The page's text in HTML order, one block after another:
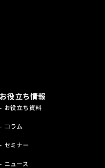
お役立ち情報
- お役立ち資料
- コラム
- セミナー
- ニュース